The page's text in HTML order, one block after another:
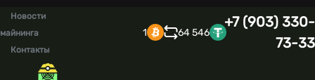
Новости
майнинга
Контакты
1 64 546
+7 (903) 330-
73-33